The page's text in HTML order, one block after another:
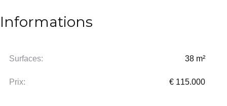
Informations
Surfaces: 38 m²
Prix: € 115.000